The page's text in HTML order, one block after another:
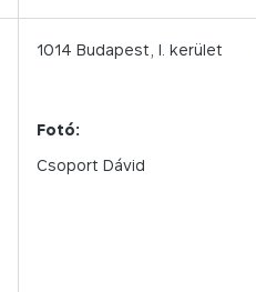
1014 Budapest, I. kerület
Fotó:
Csoport Dávid